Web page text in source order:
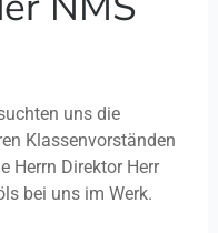
uns die
Klassenvorständen
Herrn Direktor Herr
bei uns im Werk.